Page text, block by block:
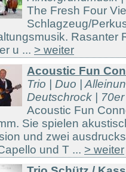
The Fresh Four
Schlagzeug/
Rasanter
u ... > weiter
Acoustic Fun
Trio | Duo |
Deutschrock | 70er
Acoustic Fun
Sie spielen
und zwei
und T ... > weiter